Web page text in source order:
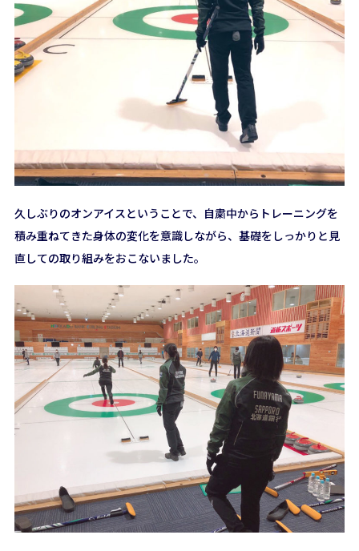
久しぶりのオンアイスということで、自粛中からトレーニングを
積み重ねてきた身体の変化を意識しながら、基礎をしっかりと見
直しての取り組みをおこないました。